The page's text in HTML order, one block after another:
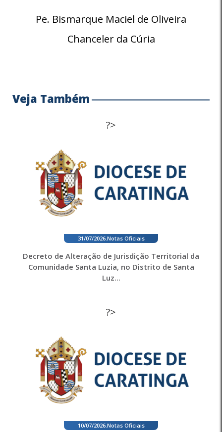
Pe. Bismarque Maciel de Oliveira
Chanceler da Cúria
Veja Também
?>
31/07/2026. Notas Oficiais
Decreto de Alteração de Jurisdição Territorial da
Comunidade Santa Luzia, no Distrito de Santa
Luz...
?>
10/07/2026. Notas Oficiais